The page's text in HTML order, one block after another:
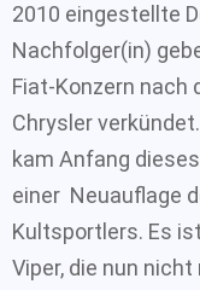
2010 eingestellte
Nachfolger(in)
Fiat-Konzern nach
Chrysler
kam Anfang
einer Neuauflage
Kultsportlers. Es
Viper, die nun